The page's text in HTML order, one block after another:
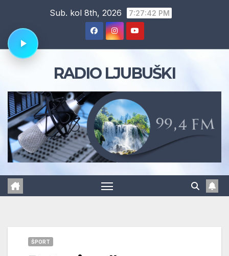
content
Sub. kol 8th, 2026 7:27:43 PM
RADIO LJUBUŠKI
ŠPORT